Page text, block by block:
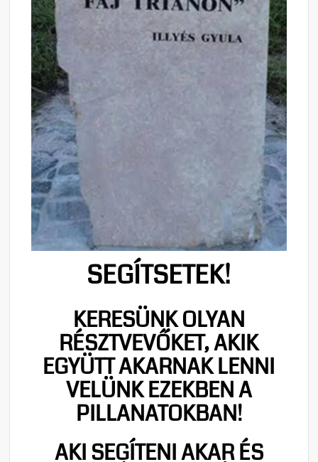
SEGÍTSETEK!
KERESÜNK OLYAN
RÉSZTVEVŐKET, AKIK
EGYÜTT AKARNAK LENNI
VELÜNK EZEKBEN A
PILLANATOKBAN!
AKI SEGÍTENI AKAR ÉS